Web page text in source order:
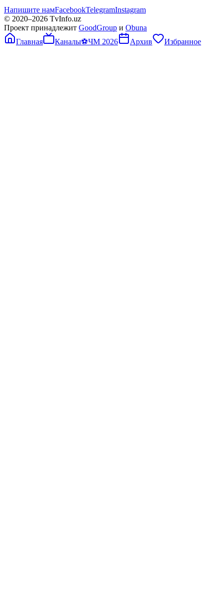
Напишите намFacebookTelegramInstagram
© 2020–2026 TvInfo.uz
Проект принадлежит GoodGroup и Obuna
Главная
Каналы⚽ЧМ 2026 Архив Избранное